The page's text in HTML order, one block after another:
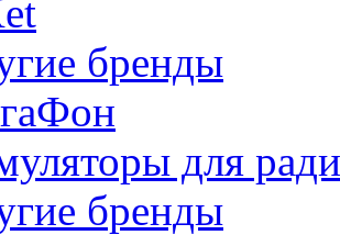
бренды
для
бренды